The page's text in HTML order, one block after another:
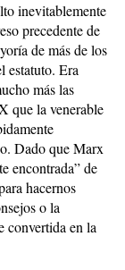
inevitablemente
precedente de
de más de los
estatuto. Era
más las
que la venerable
Dado que Marx
encontrada” de
hacernos
o la
convertida en la